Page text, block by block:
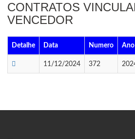
CONTRATOS
VENCEDOR
Detalhe Data Numero Ano
11/12/2024 372